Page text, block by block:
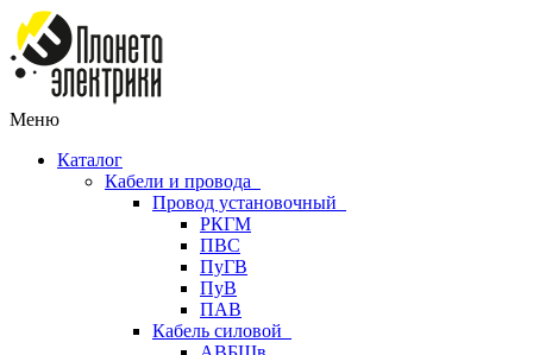
Меню
Каталог
Кабели и провода
Провод установочный
РКГМ
ПВС
ПуГВ
ПуВ
ПАВ
Кабель силовой